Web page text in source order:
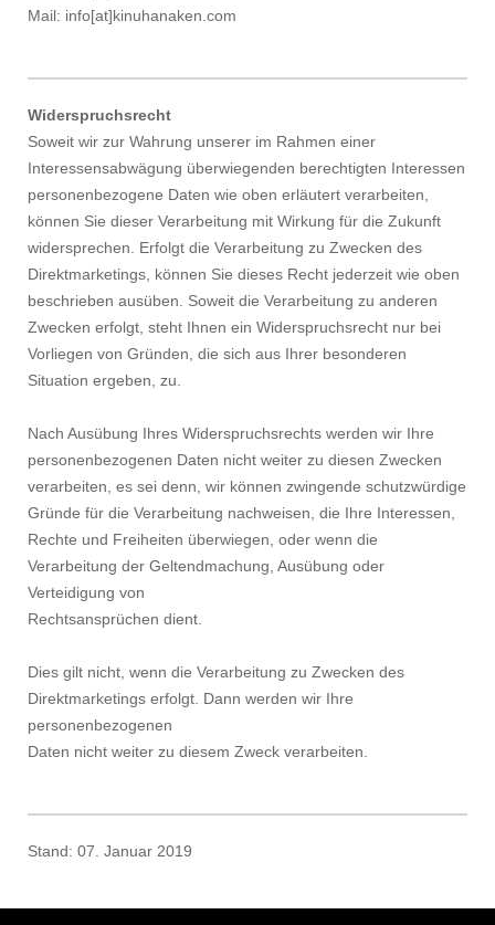
Mail: info[at]kinuhanaken.com
Widerspruchsrecht
Soweit wir zur Wahrung unserer im Rahmen einer
Interessensabwägung überwiegenden berechtigten Interessen
personenbezogene Daten wie oben erläutert verarbeiten,
können Sie dieser Verarbeitung mit Wirkung für die Zukunft
widersprechen. Erfolgt die Verarbeitung zu Zwecken des
Direktmarketings, können Sie dieses Recht jederzeit wie oben
beschrieben ausüben. Soweit die Verarbeitung zu anderen
Zwecken erfolgt, steht Ihnen ein Widerspruchsrecht nur bei
Vorliegen von Gründen, die sich aus Ihrer besonderen
Situation ergeben, zu.
Nach Ausübung Ihres Widerspruchsrechts werden wir Ihre
personenbezogenen Daten nicht weiter zu diesen Zwecken
verarbeiten, es sei denn, wir können zwingende schutzwürdige
Gründe für die Verarbeitung nachweisen, die Ihre Interessen,
Rechte und Freiheiten überwiegen, oder wenn die
Verarbeitung der Geltendmachung, Ausübung oder
Verteidigung von
Rechtsansprüchen dient.
Dies gilt nicht, wenn die Verarbeitung zu Zwecken des
Direktmarketings erfolgt. Dann werden wir Ihre
personenbezogenen
Daten nicht weiter zu diesem Zweck verarbeiten.
Stand: 07. Januar 2019